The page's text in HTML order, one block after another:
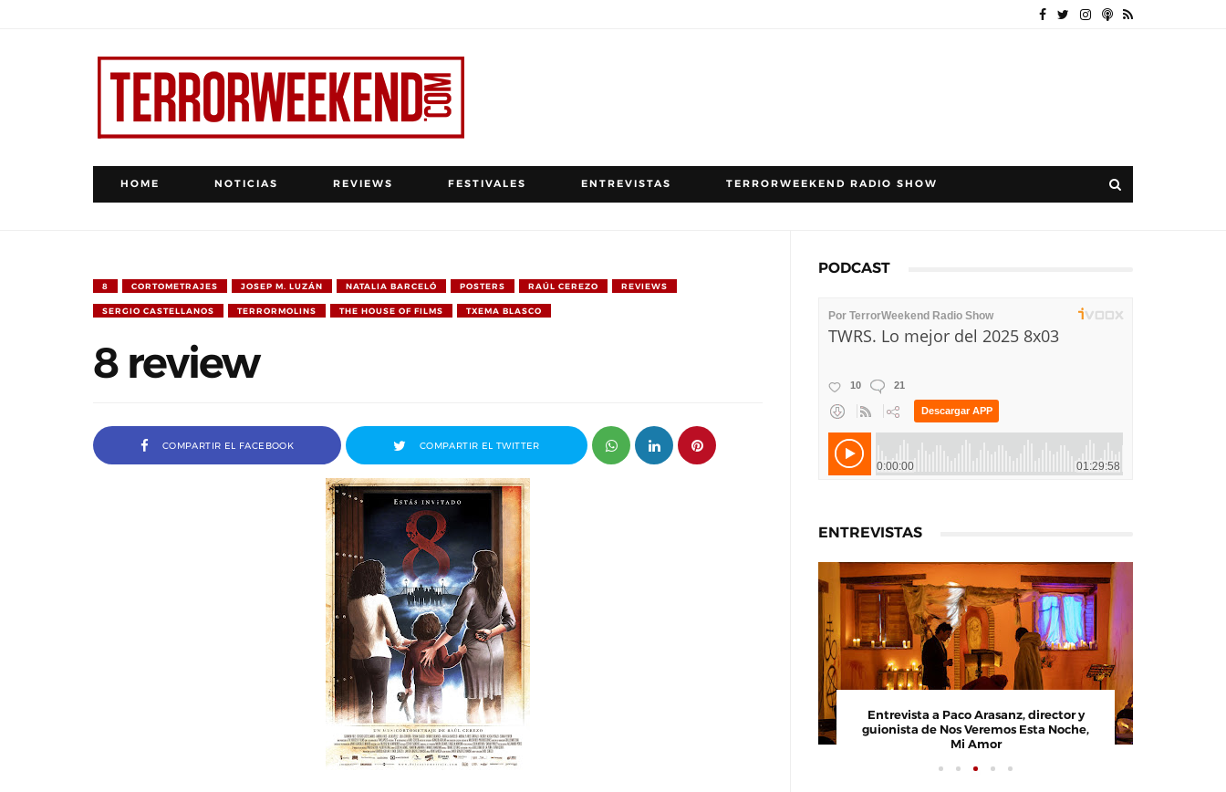
HOME NOTICIAS REVIEWS FESTIVALES ENTREVISTAS TERRORWEEKEND RADIO SHOW
8 CORTOMETRAJES JOSEP M. LUZÁN NATALIA BARCELÓ POSTERS RAÚL CEREZO REVIEWS
SERGIO CASTELLANOS TERRORMOLINS THE HOUSE OF FILMS TXEMA BLASCO
8 review
COMPARTIR EL FACEBOOK COMPARTIR EL TWITTER
PODCAST
ENTREVISTAS
Entrevista a Javier Rueda, organizador
del Madd Film Market
Entrevista a Álvaro Pita, director del
cortometraje Ortega